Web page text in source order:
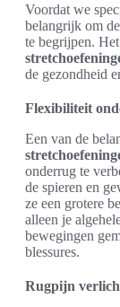
Voordat we
belangrijk om
te begrijpen.
de gezondheid
Flexibiliteit
Een van de
onderrug te
de spieren en
ze een grotere
alleen je
bewegingen
blessures.
Rugpijn